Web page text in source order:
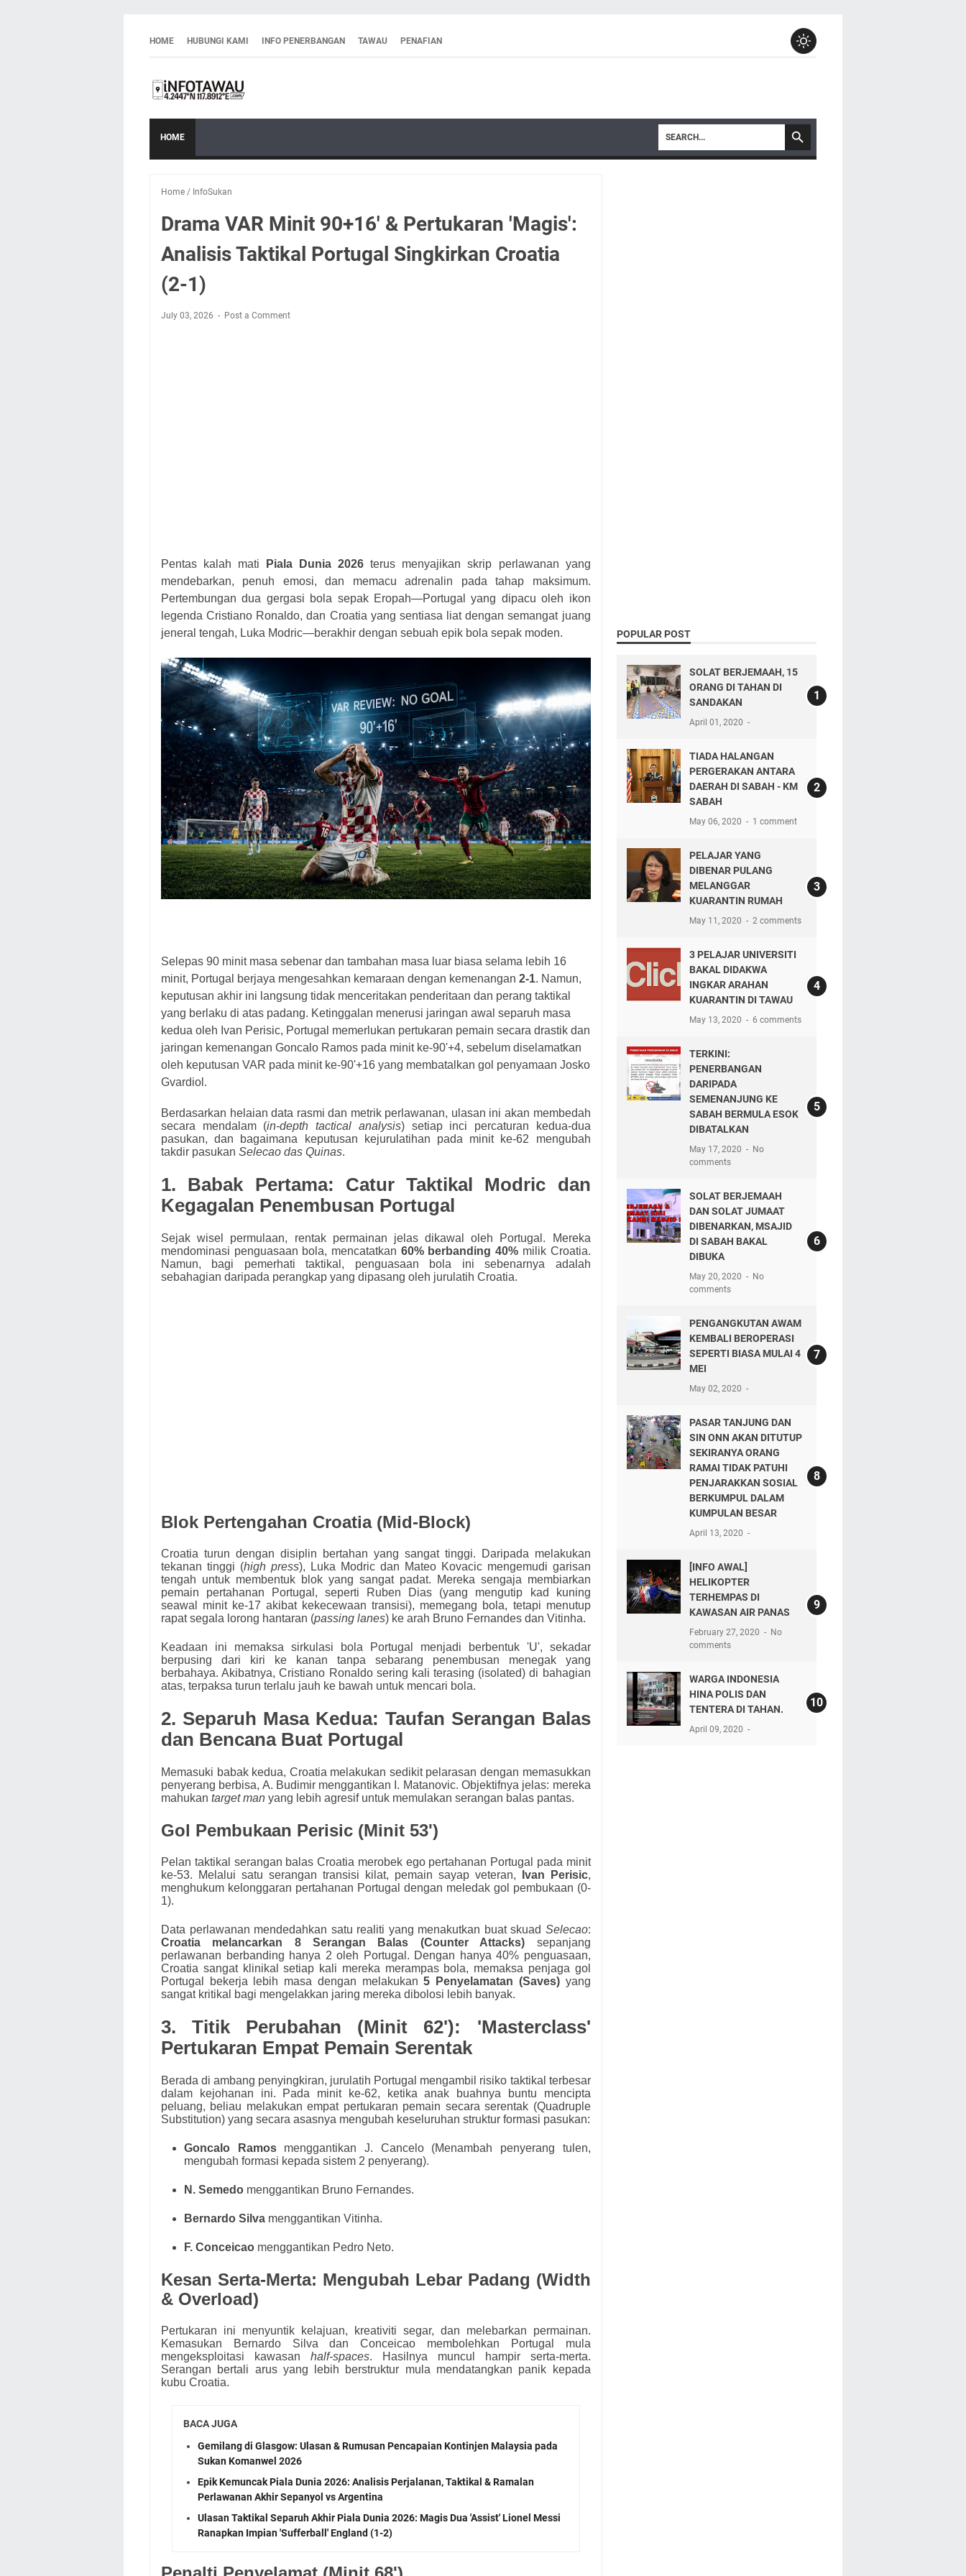
HOME HUBUNGI KAMI INFO PENERBANGAN TAWAU PENAFIAN
HOME
Home / InfoSukan
Drama VAR Minit 90+16' & Pertukaran 'Magis':
Analisis Taktikal Portugal Singkirkan Croatia
(2-1)
July 03, 2026 Post a Comment
Pentas kalah mati Piala Dunia 2026 terus menyajikan skrip perlawanan yang
mendebarkan, penuh emosi, dan memacu adrenalin pada tahap maksimum.
Pertembungan dua gergasi bola sepak Eropah—Portugal yang dipacu oleh ikon
legenda Cristiano Ronaldo, dan Croatia yang sentiasa liat dengan semangat juang
jeneral tengah, Luka Modric—berakhir dengan sebuah epik bola sepak moden.
Selepas 90 minit masa sebenar dan tambahan masa luar biasa selama lebih 16
minit, Portugal berjaya mengesahkan kemaraan dengan kemenangan 2-1. Namun,
keputusan akhir ini langsung tidak menceritakan penderitaan dan perang taktikal
yang berlaku di atas padang. Ketinggalan menerusi jaringan awal separuh masa
kedua oleh Ivan Perisic, Portugal memerlukan pertukaran pemain secara drastik dan
jaringan kemenangan Goncalo Ramos pada minit ke-90'+4, sebelum diselamatkan
oleh keputusan VAR pada minit ke-90'+16 yang membatalkan gol penyamaan Josko
Gvardiol.
Berdasarkan helaian data rasmi dan metrik perlawanan, ulasan ini akan membedah
secara mendalam (in-depth tactical analysis) setiap inci percaturan kedua-dua
pasukan, dan bagaimana keputusan kejurulatihan pada minit ke-62 mengubah
takdir pasukan Selecao das Quinas.
1. Babak Pertama: Catur Taktikal Modric dan
Kegagalan Penembusan Portugal
Sejak wisel permulaan, rentak permainan jelas dikawal oleh Portugal. Mereka
mendominasi penguasaan bola, mencatatkan 60% berbanding 40% milik Croatia.
Namun, bagi pemerhati taktikal, penguasaan bola ini sebenarnya adalah
sebahagian daripada perangkap yang dipasang oleh jurulatih Croatia.
Blok Pertengahan Croatia (Mid-Block)
Croatia turun dengan disiplin bertahan yang sangat tinggi. Daripada melakukan
tekanan tinggi (high press), Luka Modric dan Mateo Kovacic mengemudi garisan
tengah untuk membentuk blok yang sangat padat. Mereka sengaja membiarkan
pemain pertahanan Portugal, seperti Ruben Dias (yang mengutip kad kuning
seawal minit ke-17 akibat kekecewaan transisi), memegang bola, tetapi menutup
rapat segala lorong hantaran (passing lanes) ke arah Bruno Fernandes dan Vitinha.
Keadaan ini memaksa sirkulasi bola Portugal menjadi berbentuk 'U', sekadar
berpusing dari kiri ke kanan tanpa sebarang penembusan menegak yang
berbahaya. Akibatnya, Cristiano Ronaldo sering kali terasing (isolated) di bahagian
atas, terpaksa turun terlalu jauh ke bawah untuk mencari bola.
2. Separuh Masa Kedua: Taufan Serangan Balas
dan Bencana Buat Portugal
Memasuki babak kedua, Croatia melakukan sedikit pelarasan dengan memasukkan
penyerang berbisa, A. Budimir menggantikan I. Matanovic. Objektifnya jelas: mereka
mahukan target man yang lebih agresif untuk memulakan serangan balas pantas.
Gol Pembukaan Perisic (Minit 53')
Pelan taktikal serangan balas Croatia merobek ego pertahanan Portugal pada minit
ke-53. Melalui satu serangan transisi kilat, pemain sayap veteran,
Ivan Perisic,
menghukum kelonggaran pertahanan Portugal dengan meledak gol pembukaan (0-
1).
Data perlawanan mendedahkan satu realiti yang menakutkan buat skuad Selecao:
Croatia melancarkan 8 Serangan Balas (Counter Attacks) sepanjang
perlawanan berbanding hanya 2 oleh Portugal. Dengan hanya 40% penguasaan,
Croatia sangat klinikal setiap kali mereka merampas bola, memaksa penjaga gol
Portugal bekerja lebih masa dengan melakukan5 Penyelamatan (Saves)yang
sangat kritikal bagi mengelakkan jaring mereka dibolosi lebih banyak.
3. Titik Perubahan (Minit 62'): 'Masterclass'
Pertukaran Empat Pemain Serentak
Berada di ambang penyingkiran, jurulatih Portugal mengambil risiko taktikal terbesar
dalam kejohanan ini. Pada minit ke-62, ketika anak buahnya buntu mencipta
peluang, beliau melakukan empat pertukaran pemain secara serentak (Quadruple
Substitution) yang secara asasnya mengubah keseluruhan struktur formasi pasukan:
Goncalo Ramosmenggantikan J. Cancelo (Menambah penyerang tulen,
mengubah formasi kepada sistem 2 penyerang).
N. Semedo menggantikan Bruno Fernandes.
Bernardo Silva menggantikan Vitinha.
F. Conceicao menggantikan Pedro Neto.
Kesan Serta-Merta: Mengubah Lebar Padang (Width
& Overload)
Pertukaran ini menyuntik kelajuan, kreativiti segar, dan melebarkan permainan.
Kemasukan Bernardo Silva dan Conceicao membolehkan Portugal mula
mengeksploitasi kawasan half-spaces. Hasilnya muncul hampir serta-merta.
Serangan bertali arus yang lebih berstruktur mula mendatangkan panik kepada
kubu Croatia.
BACA JUGA
Gemilang di Glasgow: Ulasan & Rumusan Pencapaian Kontinjen Malaysia pada
Sukan Komanwel 2026
Epik Kemuncak Piala Dunia 2026: Analisis Perjalanan, Taktikal & Ramalan
Perlawanan Akhir Sepanyol vs Argentina
Ulasan Taktikal Separuh Akhir Piala Dunia 2026: Magis Dua 'Assist' Lionel Messi
Ranapkan Impian 'Sufferball' England (1-2)
POPULAR POST
SOLAT BERJEMAAH, 15
ORANG DI TAHAN DI
SANDAKAN
April 01, 2020
TIADA HALANGAN
PERGERAKAN ANTARA
DAERAH DI SABAH - KM
SABAH
May 06, 2020 1 comment
PELAJAR YANG
DIBENAR PULANG
MELANGGAR
KUARANTIN RUMAH
May 11, 2020 2 comments
3 PELAJAR UNIVERSITI
BAKAL DIDAKWA
INGKAR ARAHAN
KUARANTIN DI TAWAU
May 13, 2020 6 comments
TERKINI:
PENERBANGAN
DARIPADA
SEMENANJUNG KE
SABAH BERMULA ESOK
DIBATALKAN
May 17, 2020
No
comments
SOLAT BERJEMAAH
DAN SOLAT JUMAAT
DIBENARKAN, MSAJID
DI SABAH BAKAL
DIBUKA
May 20, 2020
No
comments
PENGANGKUTAN AWAM
KEMBALI BEROPERASI
SEPERTI BIASA MULAI 4
MEI
May 02, 2020
PASAR TANJUNG DAN
SIN ONN AKAN DITUTUP
SEKIRANYA ORANG
RAMAI TIDAK PATUHI
PENJARAKKAN SOSIAL
BERKUMPUL DALAM
KUMPULAN BESAR
April 13, 2020
[INFO AWAL]
HELIKOPTER
TERHEMPAS DI
KAWASAN AIR PANAS
February 27, 2020
No
comments
WARGA INDONESIA
HINA POLIS DAN
TENTERA DI TAHAN.
April 09, 2020